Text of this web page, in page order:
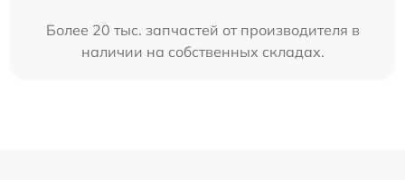
Более 20 тыс. запчастей от производителя в
наличии на собственных складах.